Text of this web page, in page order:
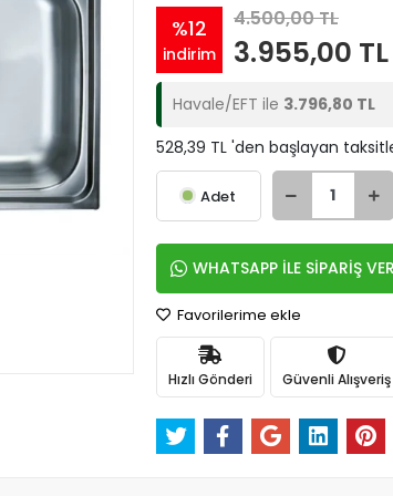
%12
indirim
4.500,00 TL
3.955,00 TL
Havale/EFT ile 3.796,80 TL
528,39 TL 'den başlayan
Adet
WHATSAPP İLE SİPARİŞ
Favorilerime ekle
Hızlı Gönderi Güvenli Alışveriş